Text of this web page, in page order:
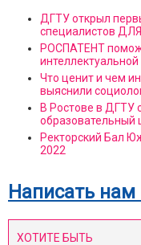
ДГТУ открыл
специалистов
РОСПАТЕНТ
Что ценит и чем
выяснили
В Ростове в ДГТУ
образовательный
Ректорский Бал
2022
Написать
ХОТИТЕ БЫТЬ